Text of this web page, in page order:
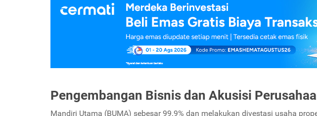
Pengembangan Bisnis dan Akusisi
Mandiri Utama (BUMA) sebesar 99.9% dan melakukan divestasi usaha